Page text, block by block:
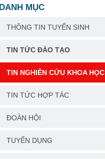
DANH MỤC
THÔNG TIN TUYỂN SINH
TIN TỨC ĐÀO TẠO
TIN NGHIÊN CỨU KHOA HỌC
TIN TỨC HỢP TÁC
ĐOÀN HỘI
TUYỂN DỤNG